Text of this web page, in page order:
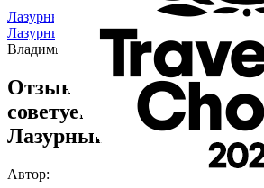
Лазурный Коктебель
О гостевом доме
Лазурный Коктебель/
Лазарь
Владимирович о пансионате Лазурный
Отзыв Дмитрия
советуем отдохнуть в
Лазурный
Автор: